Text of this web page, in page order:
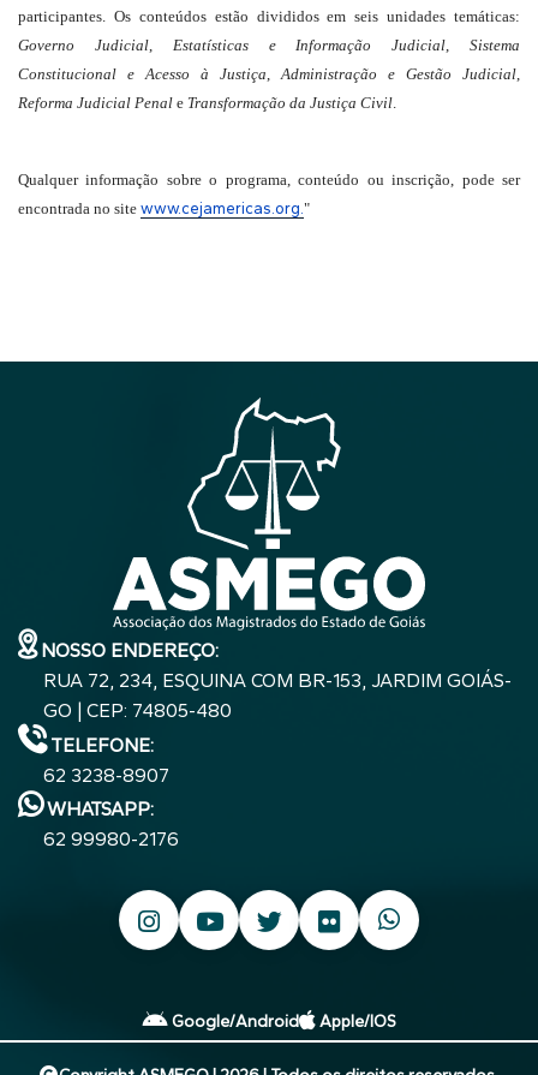
participantes. Os conteúdos estão divididos em seis unidades temáticas:
Governo Judicial, Estatísticas e Informação Judicial,Sistema
Constitucional e Acesso à Justiça,Administração e Gestão Judicial,
Reforma Judicial Penal e Transformação da Justiça Civil.
Qualquer informação sobre o programa, conteúdo ou inscrição, pode ser
encontrada no site www.cejamericas.org. "
NOSSO ENDEREÇO:
RUA 72, 234, ESQUINA COM BR-153, JARDIM GOIÁS-
GO | CEP: 74805-480
TELEFONE:
62 3238-8907
WHATSAPP:
62 99980-2176
Google/Android Apple/IOS